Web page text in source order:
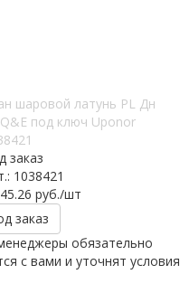
шаровой латунь PL Дн
под ключ Uponor
заказ
1038421
руб./шт
заказ
обязательно
с вами и уточнят условия